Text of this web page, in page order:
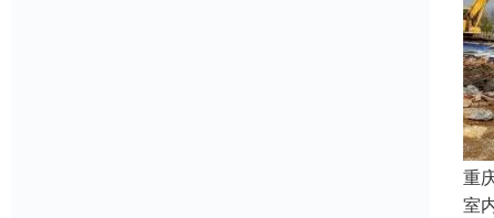
重
室